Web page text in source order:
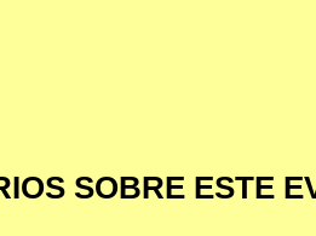
SOBRE ESTE